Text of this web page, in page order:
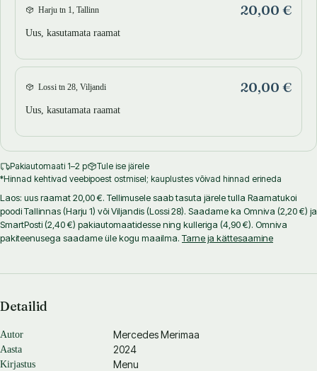
Harju tn 1, Tallinn 20,00 €
Uus, kasutamata raamat
Lossi tn 28, Viljandi 20,00 €
Uus, kasutamata raamat
Pakiautomaati 1–2 p
Tule ise järele
*Hinnad kehtivad veebipoest ostmisel; kauplustes võivad hinnad erineda
Laos: uus raamat 20,00 €. Tellimusele saab tasuta järele tulla Raamatukoi
poodi Tallinnas (Harju 1) või Viljandis (Lossi 28). Saadame ka Omniva (2,20 €) ja
SmartPosti (2,40 €) pakiautomaatidesse ning kulleriga (4,90 €). Omniva
pakiteenusega saadame üle kogu maailma. Tarne ja kättesaamine
Detailid
Autor Mercedes Merimaa
Aasta 2024
Kirjastus Menu